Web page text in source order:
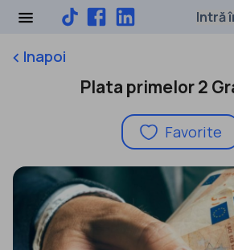
Intră
keyboard_arrow_leftInapoi
Plata primelor 2
Favorite